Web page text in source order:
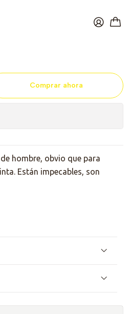
Comprar ahora
hombre, obvio que para
Están impecables, son